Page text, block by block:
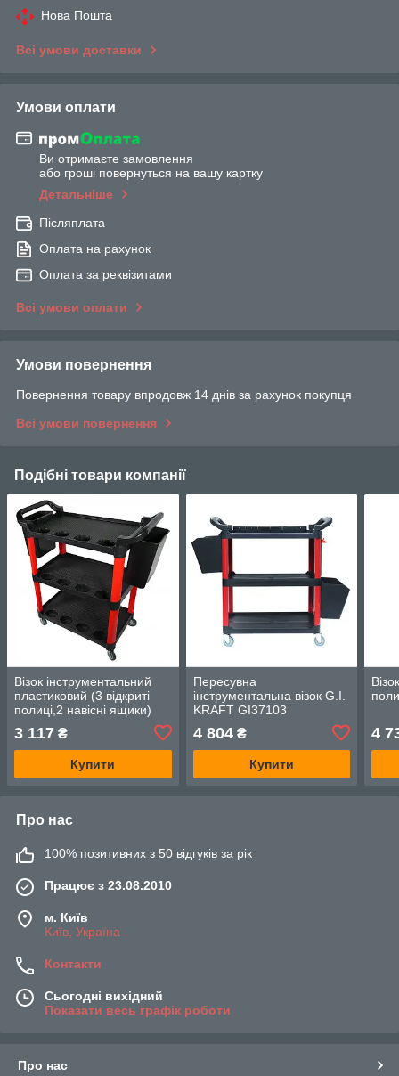
Нова Пошта
Всі умови доставки
Умови оплати
Ви отримаєте замовлення
або гроші повернуться на вашу картку
Детальніше
Післяплата
Оплата на рахунок
Оплата за реквізитами
Всі умови оплати
Умови повернення
Повернення товару впродовж 14 днів за рахунок покупця
Всі умови повернення
Подібні товари компанії
Візок інструментальний
пластиковий (3 відкриті
полиці,2 навісні ящики)
GI37105
3 117 ₴
Купити
Пересувна
інструментальна візок G.I.
KRAFT GI37103
4 804₴
Купити
4
Про нас
100% позитивних з 50 відгуків за рік
Працює з 23.08.2010
м. Київ
Київ, Україна
Контакти
Сьогодні вихідний
Показати весь графік роботи
Про нас